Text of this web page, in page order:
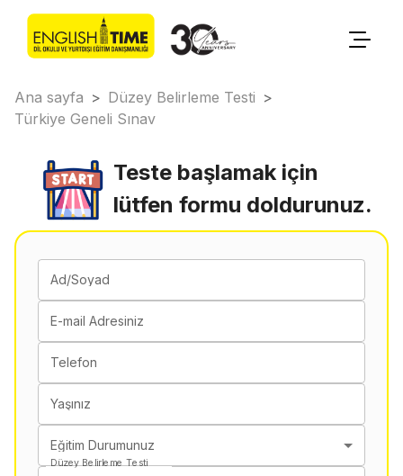
Ana sayfa > Düzey Belirleme Testi >
Türkiye Geneli Sınav
Teste başlamak için
lütfen formu doldurunuz.
Ad/Soyad
E-mail Adresiniz
Telefon
Yaşınız
Eğitim Durumunuz
Düzey Belirleme Testi